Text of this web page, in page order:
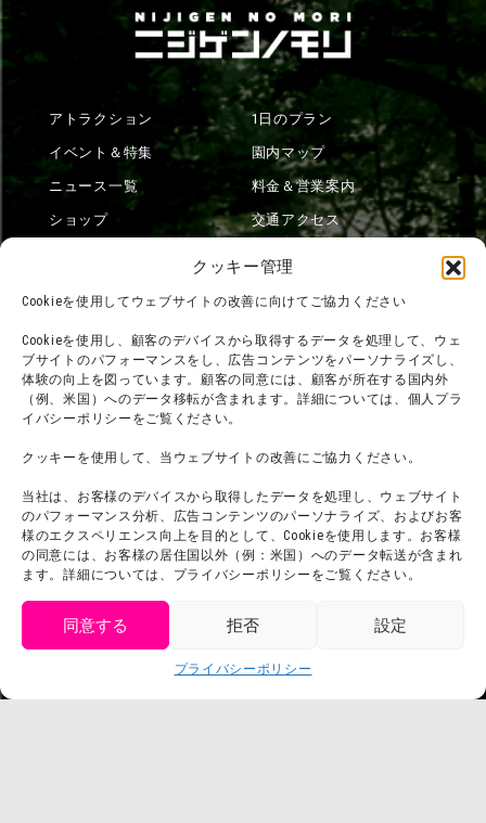
クッキー管理
Cookieを使用してウェブサイトの改善に向けてご協力ください
Cookieを使用し、顧客のデバイスから取得するデータを処理して、ウェ
ブサイトのパフォーマンスをし、広告コンテンツをパーソナライズし、
体験の向上を図っています。顧客の同意には、顧客が所在する国内外
（例、米国）へのデータ移転が含まれます。詳細については、個人プラ
イバシーポリシーをご覧ください。
クッキーを使用して、当ウェブサイトの改善にご協力ください。
当社は、お客様のデバイスから取得したデータを処理し、ウェブサイト
のパフォーマンス分析、広告コンテンツのパーソナライズ、およびお客
様のエクスペリエンス向上を目的として、Cookieを使用します。お客様
の同意には、お客様の居住国以外（例：米国）へのデータ転送が含まれ
ます。詳細については、プライバシーポリシーをご覧ください。
同意する 拒否 設定
プライバシーポリシー
アトラクション
イベント＆特集
ニュース一覧
ショップ
1日のプラン
園内マップ
料金＆営業案内
交通アクセス
団体利用について
お問い合わせ
利用規約
プライバシーポリシー
プレスリリース
メディア掲載実績
会社概要
スタッフ募集